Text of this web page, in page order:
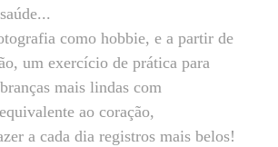
como hobbie, e a partir de
um exercício de prática para
mais lindas com
ao coração,
a cada dia registros mais belos!